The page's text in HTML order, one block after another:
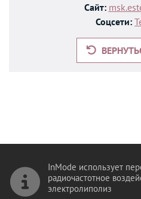
Сайт:
Соцсети:
InMode использует
радиочастотное
электролиполиз